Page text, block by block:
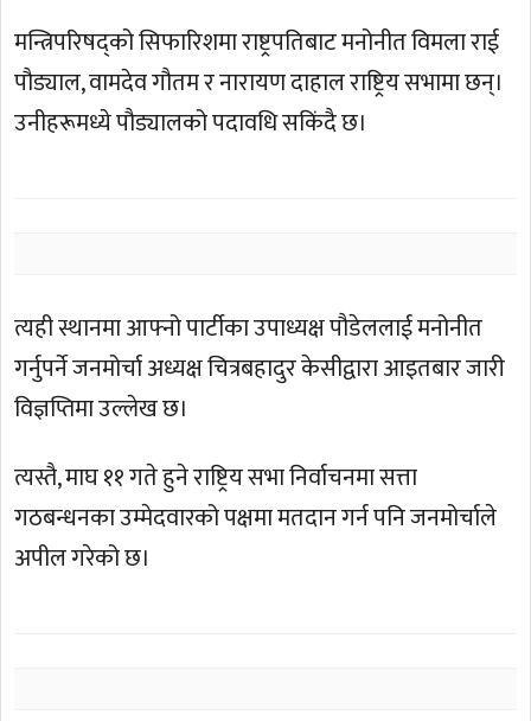
मन्त्रिपरिषद्को सिफारिशमा राष्ट्रपतिबाट मनोनीत विमला राई
पौड्याल, वामदेव गौतम र नारायण दाहाल राष्ट्रिय सभामा छन्।
उनीहरूमध्ये पौड्यालको पदावधि सकिंदै छ।
त्यही स्थानमा आफ्नो पार्टीका उपाध्यक्ष पौडेललाई मनोनीत
गर्नुपर्ने जनमोर्चा अध्यक्ष चित्रबहादुर केसीद्वारा आइतबार जारी
विज्ञप्तिमा उल्लेख छ।
त्यस्तै, माघ ११ गते हुने राष्ट्रिय सभा निर्वाचनमा सत्ता
गठबन्धनका उम्मेदवारको पक्षमा मतदान गर्न पनि जनमोर्चाले
अपील गरेको छ।